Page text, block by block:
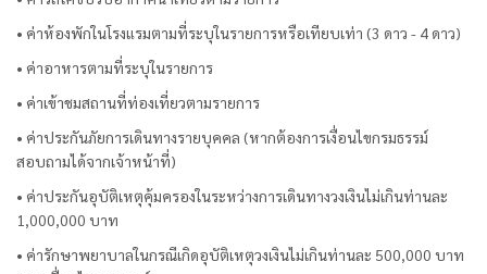
• ค่าห้องพักในโรงแรมตามที่ระบุในรายการหรือเทียบเท่า (3 ดาว - 4 ดาว)
• ค่าอาหารตามที่ระบุในรายการ
• ค่าเข้าชมสถานที่ท่องเที่ยวตามรายการ
• ค่าประกันภัยการเดินทางรายบุคคล (หากต้องการเงื่อนไขกรมธรรม์
สอบถามได้จากเจ้าหน้าที่)
• ค่าประกันอุบัติเหตุคุ้มครองในระหว่างการเดินทางวงเงินไม่เกินท่านละ
1,000,000 บาท
• ค่ารักษาพยาบาลในกรณีเกิดอุบัติเหตุวงเงินไม่เกินท่านละ 500,000 บาท